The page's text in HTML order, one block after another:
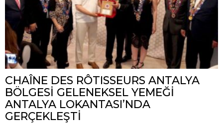
CHAÎNE DES RÔTISSEURS ANTALYA
BÖLGESİ GELENEKSEL YEMEĞİ
ANTALYA LOKANTASI’NDA
GERÇEKLEŞTİ